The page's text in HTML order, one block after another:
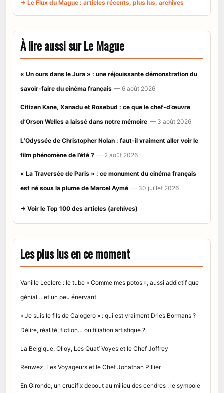
→ Le Flux du Mague : articles récents, plus lus, archives
À lire aussi sur Le Mague
« Un ours dans le Jura » : une réjouissante démonstration du
savoir-faire du cinéma français — 6 août 2026
Citizen Kane, Xanadu et Rosebud : ce que le chef-d’œuvre
d’Orson Welles a laissé dans notre mémoire — 3 août 2026
L’Odyssée de Christopher Nolan : faut-il vraiment aller voir le
film phénomène de l’été ? — 2 août 2026
« La Traversée de Paris » : ce monument du cinéma français
est né sous la plume de Marcel Aymé — 30 juillet 2026
→ Voir le Top 100 des articles (archives)
Les plus lus en ce moment
Vanille Leclerc : le tube « Comme mes potos », aussi addictif que
génial… et un peu énervant
« Je suis le fils de Calogero » : qui est vraiment Dries Bormans ?
Délire, réalité, fiction… ou filiation artistique ?
La Belgique, Olloy, Les Quat’ Voyes et le Chef Joffrey
Renwez, Les Voyageurs et le Chef Jonathan Pillier
En Gironde, un crucifix debout au milieu des cendres : le symbole